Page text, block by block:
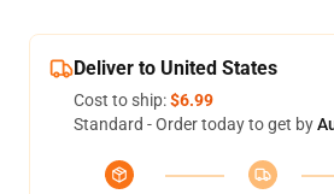
Deliver to United States
Cost to ship:$6.99
Standard - Order today to get by